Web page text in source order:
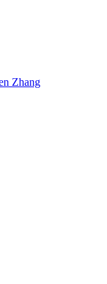
Zhang